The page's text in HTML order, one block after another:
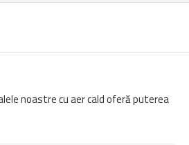
noastre cu aer cald oferă puterea